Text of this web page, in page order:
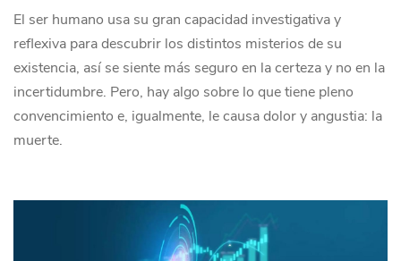
El ser humano usa su gran capacidad investigativa y
reflexiva para descubrir los distintos misterios de su
existencia, así se siente más seguro en la certeza y no en la
incertidumbre. Pero, hay algo sobre lo que tiene pleno
convencimiento e, igualmente, le causa dolor y angustia: la
muerte.